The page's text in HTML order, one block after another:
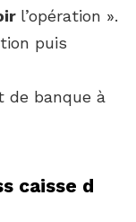
l’opération ».
puis
de banque à
caisse d